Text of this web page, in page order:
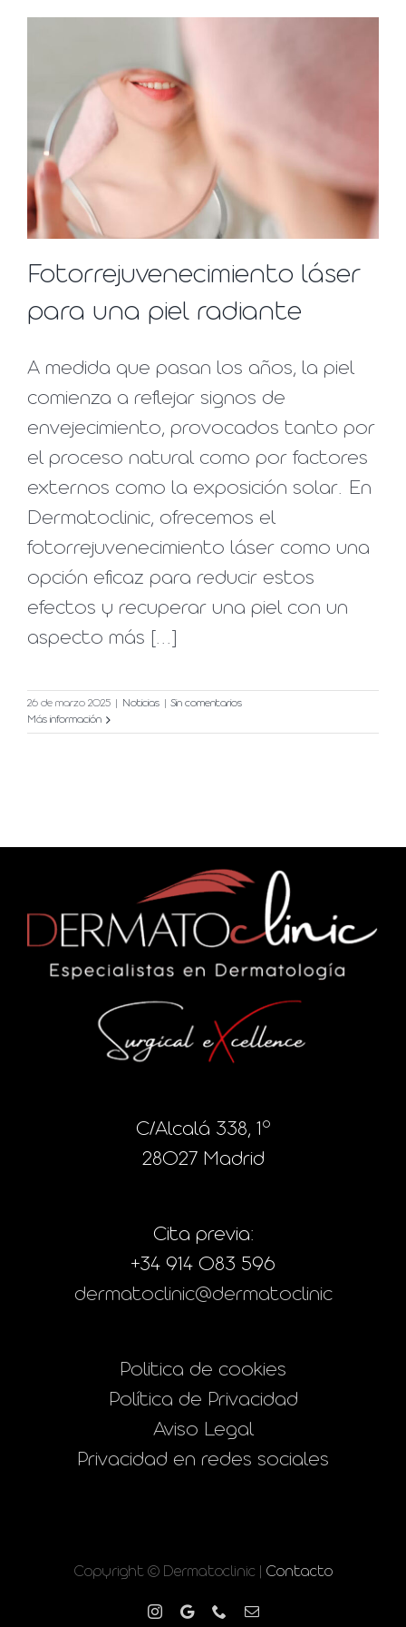
Fotorrejuvenecimiento láser
para una piel radiante
A medida que pasan los años, la piel
comienza a reflejar signos de
envejecimiento, provocados tanto por
el proceso natural como por factores
externos como la exposición solar. En
Dermatoclinic, ofrecemos el
fotorrejuvenecimiento láser como una
opción eficaz para reducir estos
efectos y recuperar una piel con un
aspecto más [...]
26 de marzo 2025 Noticias
Sin comentarios
Más información
C/Alcalá 338, 1º
28027 Madrid
Cita previa:
+34 914 083 596
dermatoclinic@dermatoclinic
Politica de cookies
Política de Privacidad
Aviso Legal
Privacidad en redes sociales
Copyright © Dermatoclinic | Contacto
Instagram
Google PhoneCorreo